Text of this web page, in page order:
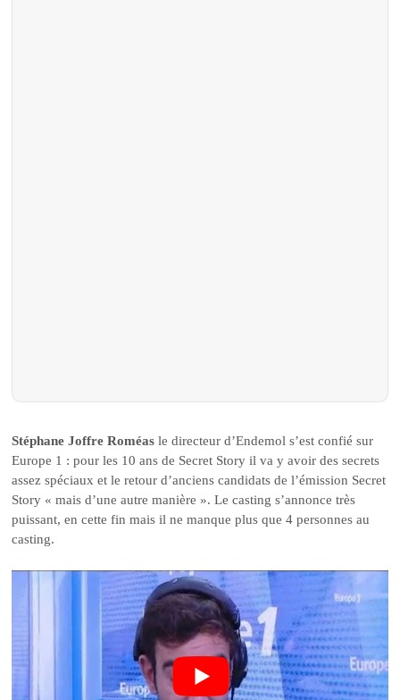
Stéphane Joffre Roméas le directeur d’Endemol s’est confié sur
Europe 1 : pour les 10 ans de Secret Story il va y avoir des secrets
assez spéciaux et le retour d’anciens candidats de l’émission Secret
Story « mais d’une autre manière ». Le casting s’annonce très
puissant, en cette fin mais il ne manque plus que 4 personnes au
casting.